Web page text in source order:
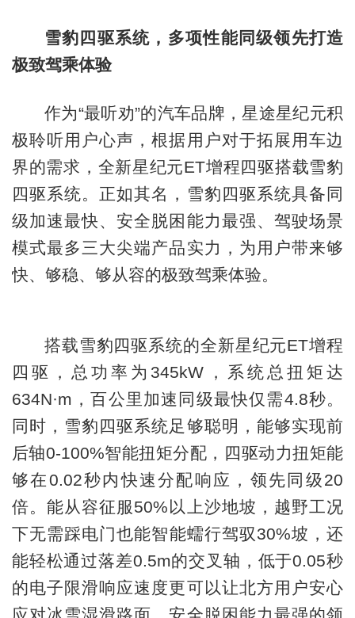
雪豹四驱系统，多项性能同级领先打造
极致驾乘体验
作为“最听劝”的汽车品牌，星途星纪元积
极聆听用户心声，根据用户对于拓展用车边
界的需求，全新星纪元ET增程四驱搭载雪豹
四驱系统。正如其名，雪豹四驱系统具备同
级加速最快、安全脱困能力最强、驾驶场景
模式最多三大尖端产品实力，为用户带来够
快、够稳、够从容的极致驾乘体验。
搭载雪豹四驱系统的全新星纪元ET增程
四驱，总功率为345kW，系统总扭矩达
634N·m，百公里加速同级最快仅需4.8秒。
同时，雪豹四驱系统足够聪明，能够实现前
后轴0-100%智能扭矩分配，四驱动力扭矩能
够在0.02秒内快速分配响应，领先同级20
倍。能从容征服50%以上沙地坡，越野工况
下无需踩电门也能智能蠕行驾驭30%坡，还
能轻松通过落差0.5m的交叉轴，低于0.05秒
的电子限滑响应速度更可以让北方用户安心
应对冰雪湿滑路面。安全脱困能力最强的领